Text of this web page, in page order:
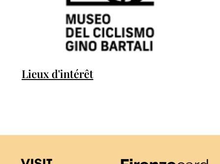
Lieux d'intérêt